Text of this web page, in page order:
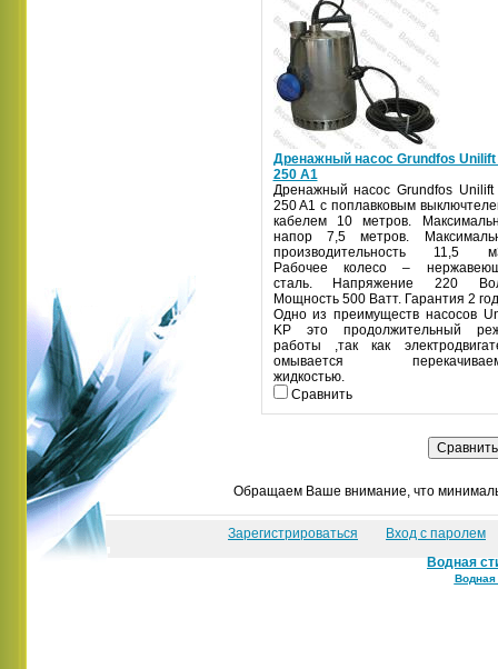
Дренажный насос Grundfos Unilift
250 A1
Дренажный насос Grundfos Unilift
250 A1 с поплавковым
кабелем 10 метров.
напор 7,5 метров.
производительность 11,5
Рабочее колесо –
сталь. Напряжение 220
Мощность 500 Ватт. Гарантия 2
Одно из преимуществ насосов
KP это продолжительный
работы ,так как
омывается
жидкостью.
Сравнить
Обращаем Ваше внимание, что
Зарегистрироваться
Вход с паролем
Водная
Водная